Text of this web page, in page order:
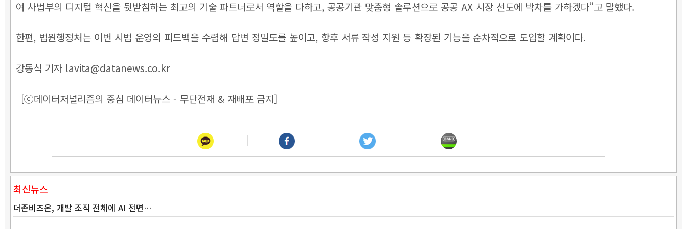
여 사법부의 디지털 혁신을 뒷받침하는 최고의 기술 파트너로서 역할을 다하고, 공공기관 맞춤형 솔루션으로 공공 AX 시장 선도에 박차를 가하겠다”고 말했다.
한편, 법원행정처는 이번 시범 운영의 피드백을 수렴해 답변 정밀도를 높이고, 향후 서류 작성 지원 등 확장된 기능을 순차적으로 도입할 계획이다.
강동식 기자 lavita@datanews.co.kr
[ⓒ데이터저널리즘의 중심 데이터뉴스 - 무단전재 & 재배포 금지]
최신뉴스
더존비즈온, 개발 조직 전체에 AI 전면…